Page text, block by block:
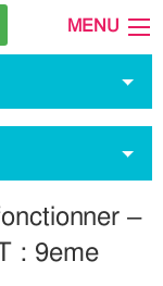
MENU
–
: 9eme